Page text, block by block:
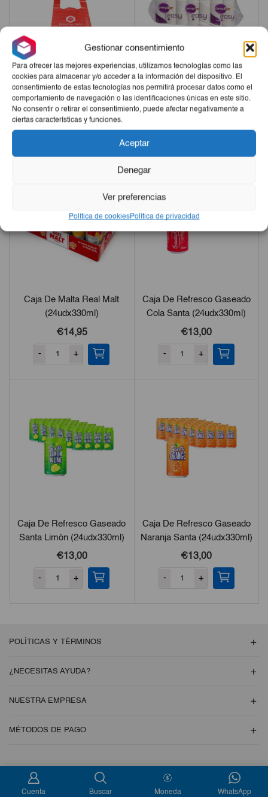
Gestionar consentimiento
Para ofrecer las mejores experiencias, utilizamos tecnologías como las
cookies para almacenar y/o acceder a la información del dispositivo. El
consentimiento de estas tecnologías nos permitirá procesar datos como el
comportamiento de navegación o las identificaciones únicas en este sitio.
No consentir o retirar el consentimiento, puede afectar negativamente a
ciertas características y funciones.
Aceptar
Denegar
Ver preferencias
Política de cookiesPolítica de privacidad
Jabas De Nylon Color Rojo
3000ud
€27,50
- +
Papel Sanitario Pampilar 108
Rollos (9pack De 12rollo)
€26,25
- +
Caja De Malta Real Malt
(24udx330ml)
€14,95
- +
Caja De Refresco Gaseado
Cola Santa (24udx330ml)
€13,00
- +
Caja De Refresco Gaseado
Santa Limón (24udx330ml)
€13,00
- +
Caja De Refresco Gaseado
Naranja Santa (24udx330ml)
€13,00
- +
POLÍTICAS Y TÉRMINOS
¿NECESITAS AYUDA?
NUESTRA EMPRESA
MÉTODOS DE PAGO
Copyright © 2026 Esencial Pack. Todos los derechos reservados
Cuenta Buscar Moneda WhatsApp